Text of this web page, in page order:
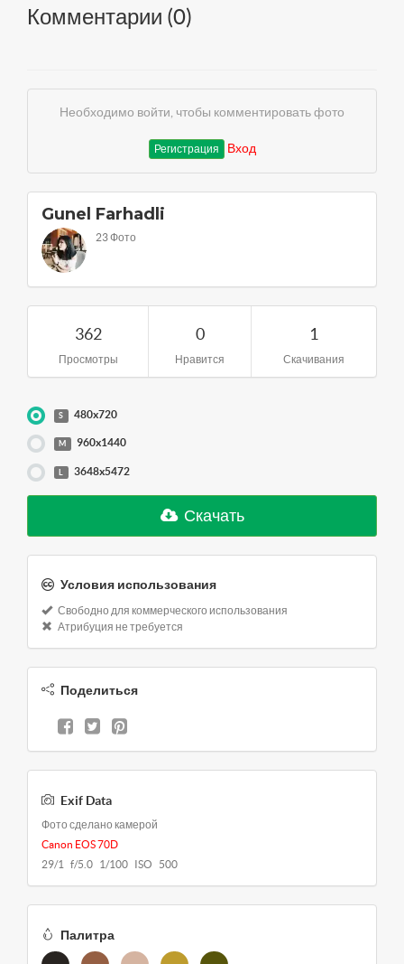
Комментарии (0)
Необходимо войти, чтобы комментировать фото
Регистрация Вход
Gunel Farhadli
23 Фото
362
Просмотры
0
Нравится
1
Скачивания
S 480x720
M 960x1440
3648x5472
Скачать
Условия использования
Свободно для коммерческого использования
Атрибуция не требуется
Поделиться
Exif Data
Фото сделано камерой
Canon EOS 70D
29/1 f/5.0 1/100 ISO 500
Палитра